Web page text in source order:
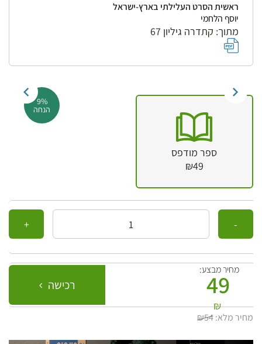
ראשית הסרט העלילתי בארץ-ישראל
יוסף הלחמי
מתוך: קתדרה גיליון 67
9%
הנחה
ספר מודפס
₪49
כמות
מחיר מבצע:
49
₪
רכישה
מחיר מלא:₪54